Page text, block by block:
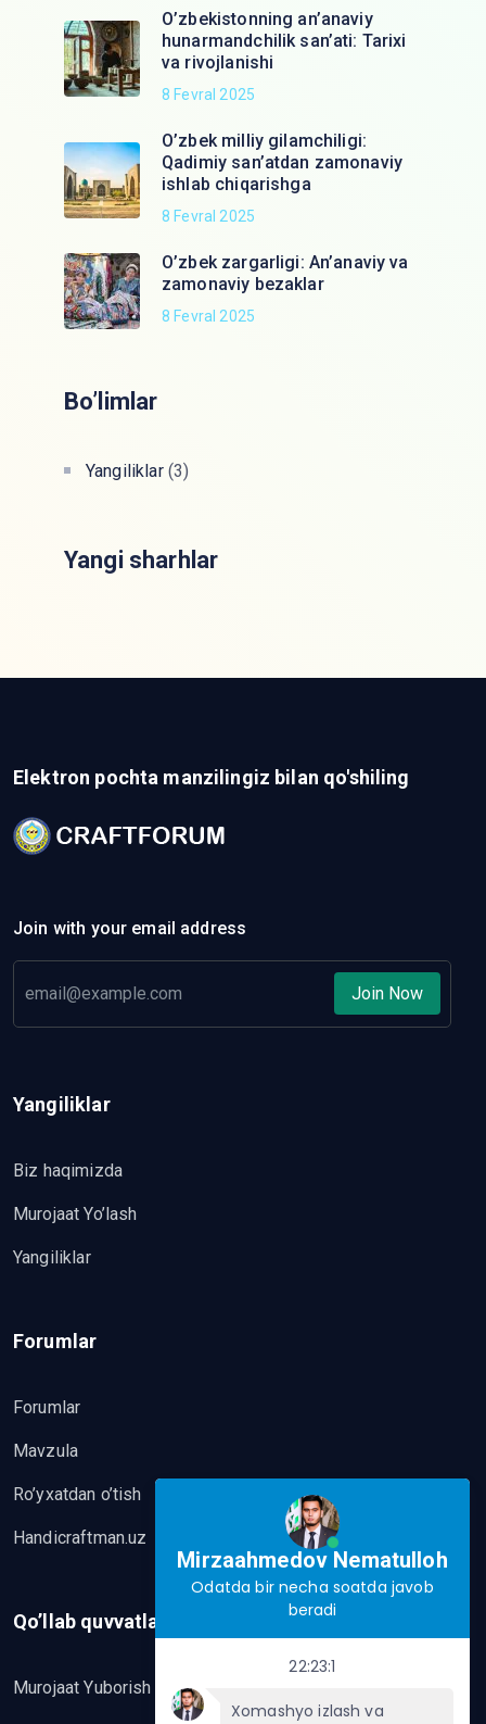
O’zbekistonning an’anaviy
hunarmandchilik san’ati: Tarixi
va rivojlanishi
8 Fevral 2025
O’zbek milliy gilamchiligi:
Qadimiy san’atdan zamonaviy
ishlab chiqarishga
8 Fevral 2025
O’zbek zargarligi: An’anaviy va
zamonaviy bezaklar
8 Fevral 2025
Bo’limlar
Yangiliklar(3)
Yangi sharhlar
Elektron pochta manzilingiz bilan qo'shiling
Join with your email address
Join Now
Yangiliklar
Biz haqimizda
Murojaat Yo’lash
Yangiliklar
Forumlar
Forumlar
Mavzula
Ro’yxatdan o’tish
Handicraftman.uz
Qo’llab quvvatlash
Murojaat Yuborish
Mirzaahmedov Nematulloh
Odatda bir necha soatda javob
beradi
22:23:1
Xomashyo izlash va